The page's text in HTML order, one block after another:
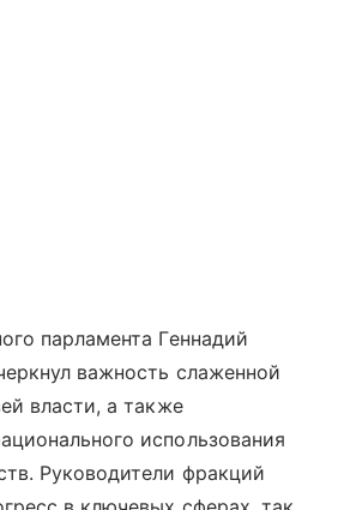
парламента Геннадий
важность слаженной
власти, а также
использования
Руководители фракций